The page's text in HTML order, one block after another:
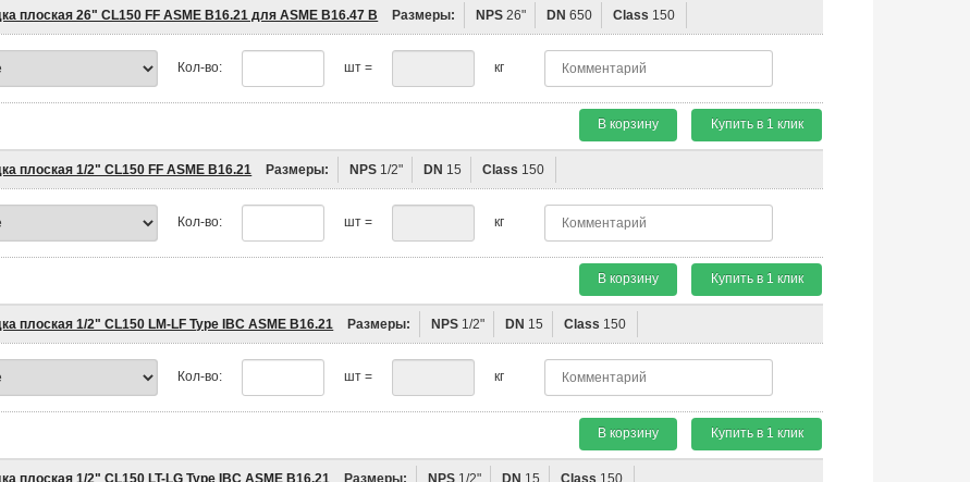
плоская 26" CL150 FF ASME B16.21 для ASME B16.47 B Размеры: NPS 26" DN 650 Class 150
Кол-во: шт = кг
В корзину Купить в 1 клик
плоская 1/2" CL150 FF ASME B16.21 Размеры: NPS 1/2" DN 15 Class 150
Кол-во: шт = кг
В корзину Купить в 1 клик
плоская 1/2" CL150 LM-LF Type IBC ASME B16.21 Размеры: NPS 1/2" DN 15 Class 150
Кол-во: шт = кг
В корзину Купить в 1 клик
плоская 1/2" CL150 LT-LG Type IBC ASME B16.21 Размеры: NPS 1/2" DN 15 Class 150